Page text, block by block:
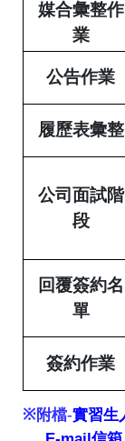
媒合彙整作
業
公告作業
履歷表彙整
公司面試階
段
回覆簽約名
單
簽約作業
※附檔-實習生